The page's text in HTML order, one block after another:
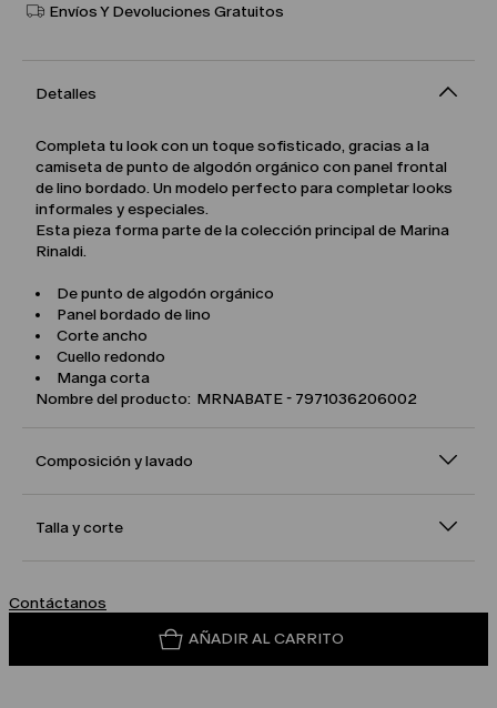
Envíos Y Devoluciones Gratuitos
Detalles
Completa tu look con un toque sofisticado, gracias a la
camiseta de punto de algodón orgánico con panel frontal
de lino bordado. Un modelo perfecto para completar looks
informales y especiales.
Esta pieza forma parte de la colección principal de Marina
Rinaldi.
De punto de algodón orgánico
Panel bordado de lino
Corte ancho
Cuello redondo
Manga corta
Nombre del producto: MRNABATE - 7971036206002
Composición y lavado
Talla y corte
Contáctanos
AÑADIR AL CARRITO